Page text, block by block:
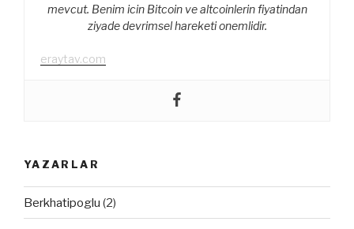
mevcut. Benim icin Bitcoin ve altcoinlerin fiyatindan
ziyade devrimsel hareketi onemlidir.
eraytav.com
YAZARLAR
Berkhatipoglu (2)